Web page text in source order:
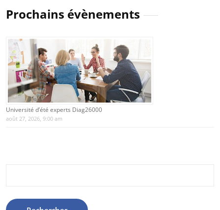
Prochains évènements
Université d’été experts Diag26000
août 27, 2026, 9:00 am